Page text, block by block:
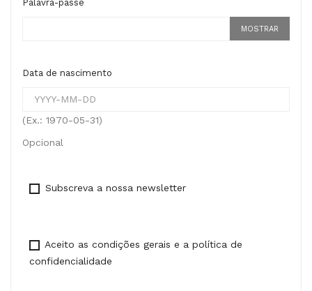
Palavra-passe
MOSTRAR
Data de nascimento
(Ex.: 1970-05-31)
Opcional
Subscreva a nossa newsletter
Aceito as condições gerais e a política de
confidencialidade